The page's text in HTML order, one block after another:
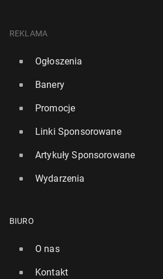
REKLAMA
Ogłoszenia
Banery
Promocje
Linki Sponsorowane
Artykuły Sponsorowane
Wydarzenia
BIURO
O nas
Kontakt